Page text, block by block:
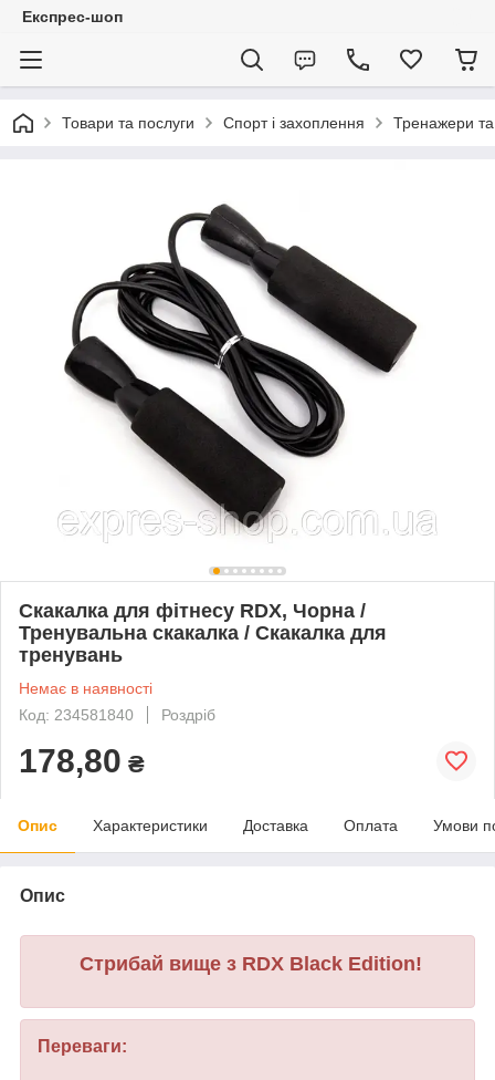
Експрес-шоп
Товари та послуги Спорт і захоплення Тренажери
Скакалка для фітнесу RDX, Чорна /
Тренувальна скакалка / Скакалка для
тренувань
Немає в наявності
Код: 234581840
Роздріб
178,80 ₴
Опис Характеристики Доставка Оплата Умови
Опис
Стрибай вище з RDX Black Edition!
Переваги: